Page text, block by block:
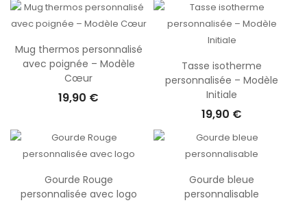
Mug thermos personnalisé
avec poignée – Modèle
Cœur
19,90 €
Tasse isotherme
personnalisée – Modèle
Initiale
19,90 €
Gourde Rouge
personnalisée avec logo
Gourde bleue
personnalisable